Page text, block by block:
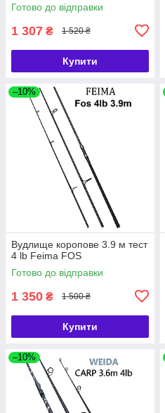
Готово до відправки
1 307 ₴ 1 520 ₴
Купити
–10%
Вудлище коропове 3.9 м тест
4 lb Feima FOS
Готово до відправки
1 350 ₴ 1 500 ₴
Купити
–10%